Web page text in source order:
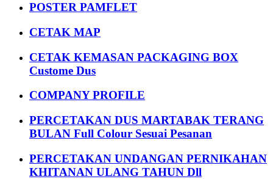
POSTER PAMFLET
CETAK MAP
CETAK KEMASAN PACKAGING BOX
Custome Dus
COMPANY PROFILE
PERCETAKAN DUS MARTABAK TERANG
BULAN Full Colour Sesuai Pesanan
PERCETAKAN UNDANGAN PERNIKAHAN
KHITANAN ULANG TAHUN Dll